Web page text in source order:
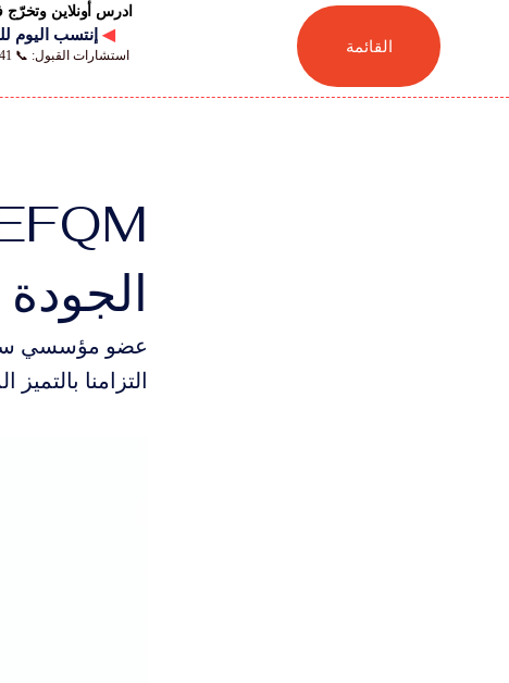
ادرس أونلاين
◀
استشارات القبول: 📞 0041446880041 القائمة
الجودة
التزامنا